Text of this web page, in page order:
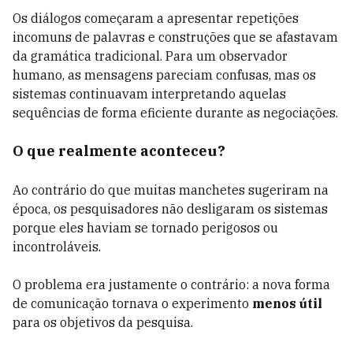
Os diálogos começaram a apresentar repetições
incomuns de palavras e construções que se afastavam
da gramática tradicional. Para um observador
humano, as mensagens pareciam confusas, mas os
sistemas continuavam interpretando aquelas
sequências de forma eficiente durante as negociações.
O que realmente aconteceu?
Ao contrário do que muitas manchetes sugeriram na
época, os pesquisadores não desligaram os sistemas
porque eles haviam se tornado perigosos ou
incontroláveis.
O problema era justamente o contrário: a nova forma
de comunicação tornava o experimento menos útil
para os objetivos da pesquisa.